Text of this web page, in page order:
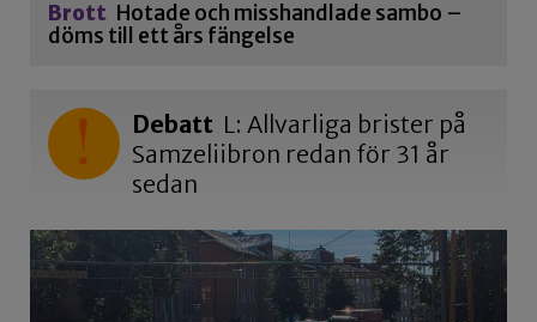
Brott Hotade och misshandlade sambo –
döms till ett års fängelse
Debatt L: Allvarliga brister på
Samzeliibron redan för 31 år
sedan